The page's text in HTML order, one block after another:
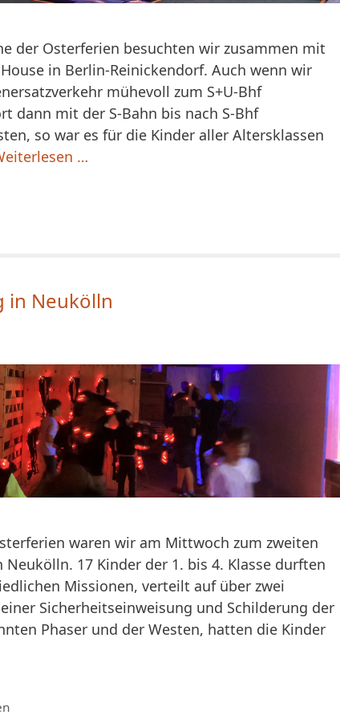
der Osterferien besuchten wir zusammen mit
in Berlin-Reinickendorf. Auch wenn wir
mühevoll zum S+U-Bhf
dann mit der S-Bahn bis nach S-Bhf
so war es für die Kinder aller Altersklassen
…
in Neukölln
waren wir am Mittwoch zum zweiten
17 Kinder der 1. bis 4. Klasse durften
Missionen, verteilt auf über zwei
Sicherheitseinweisung und Schilderung der
Phaser und der Westen, hatten die Kinder